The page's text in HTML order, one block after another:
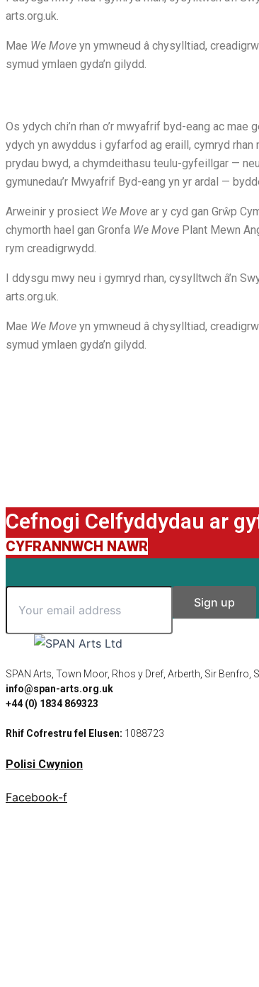
arts.org.uk.
Mae We Move yn ymwneud â chysylltiad,
symud ymlaen gyda’n gilydd.
Os ydych chi’n rhan o’r mwyafrif byd-eang ac mae
ydych yn awyddus i gyfarfod ag eraill, cymryd
prydau bwyd, a chymdeithasu teulu-gyfeillgar —
gymunedau’r Mwyafrif Byd-eang yn yr ardal —
Arweinir y prosiect We Move ar y cyd gan Grŵp
chymorth hael gan Gronfa We Move Plant Mewn
rym creadigrwydd.
I ddysgu mwy neu i gymryd rhan, cysylltwch â’n
arts.org.uk.
Mae We Move yn ymwneud â chysylltiad,
symud ymlaen gyda’n gilydd.
Cefnogi Celfyddydau ar
CYFRANNWCH NAWR
SPAN Arts, Town Moor, Rhos y Dref, Arberth, Sir Benfro,
info@span-arts.org.uk
+44 (0) 1834 869323
Rhif Cofrestru fel Elusen: 1088723
Polisi Cwynion
Facebook-f